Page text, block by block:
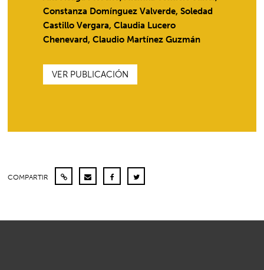
Constanza Domínguez Valverde, Soledad
Castillo Vergara, Claudia Lucero
Chenevard, Claudio Martínez Guzmán
VER PUBLICACIÓN
COMPARTIR